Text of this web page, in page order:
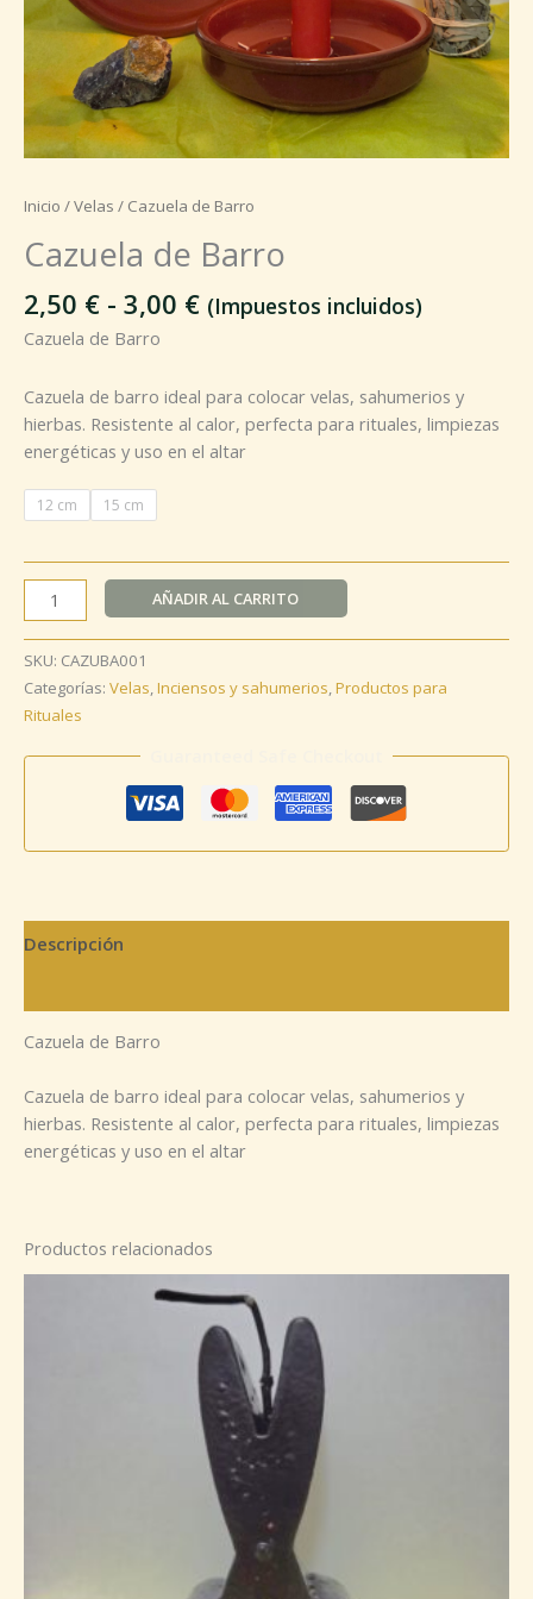
Inicio /Velas / Cazuela de Barro
Cazuela de Barro
2,50 € - 3,00 € (Impuestos incluidos)
Cazuela de Barro
Cazuela de barro ideal para colocar velas, sahumerios y
hierbas. Resistente al calor, perfecta para rituales, limpiezas
energéticas y uso en el altar
12 cm 15 cm
AÑADIR AL CARRITO
SKU: CAZUBA001
Categorías: Velas,Inciensos y sahumerios,Productos para
Rituales
Descripción
Cazuela de Barro
Cazuela de barro ideal para colocar velas, sahumerios y
hierbas. Resistente al calor, perfecta para rituales, limpiezas
energéticas y uso en el altar
Productos relacionados